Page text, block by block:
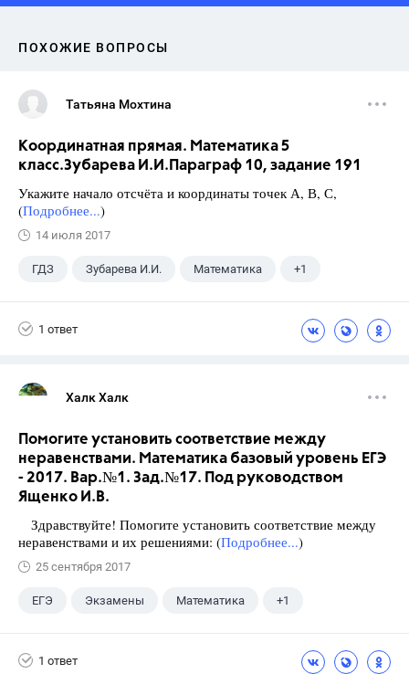
ПОХОЖИЕ ВОПРОСЫ
Татьяна Мохтина
Координатная прямая. Математика 5
класс.Зубарева И.И.Параграф 10, задание 191
Укажите начало отсчёта и координаты точек А, В, С,
(Подробнее...)
14 июля 2017
ГДЗ Зубарева И.И. Математика +1
1 ответ
Халк Халк
Помогите установить соответствие между
неравенствами. Математика базовый уровень ЕГЭ
- 2017. Вар.№1. Зад.№17. Под руководством
Ященко И.В.
Здравствуйте! Помогите установить соответствие между
неравенствами и их решениями: (Подробнее...)
25 сентября 2017
ЕГЭ Экзамены Математика +1
1 ответ